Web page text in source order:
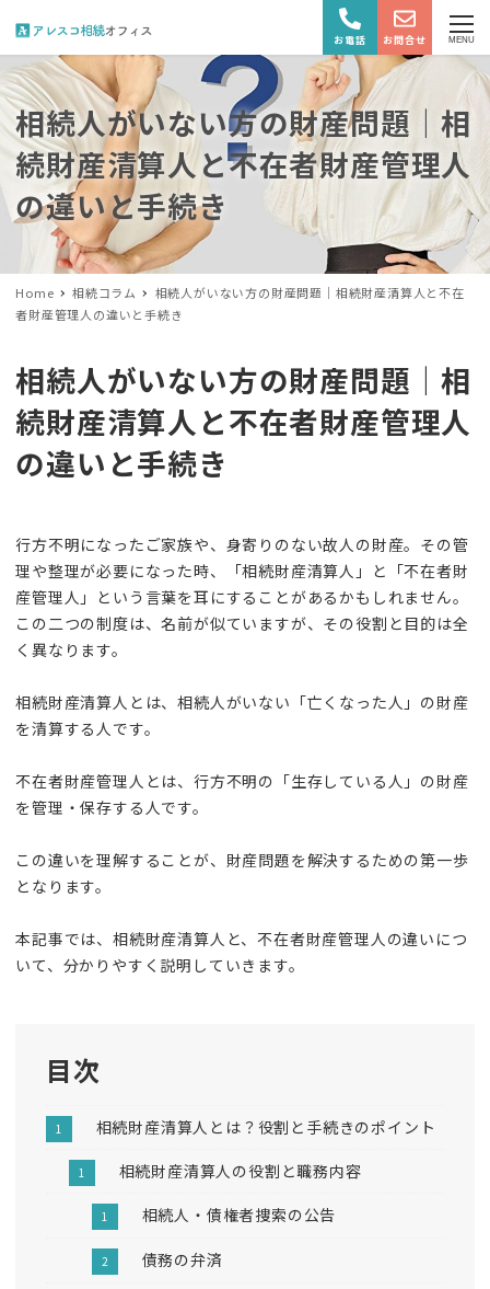
お電話 お問合せ MENU
相続人がいない方の財産問題｜相
続財産清算人と不在者財産管理人
の違いと手続き
Home 相続コラム
相続人がいない方の財産問題｜相続財産清算人と不在
者財産管理人の違いと手続き
相続人がいない方の財産問題｜相
続財産清算人と不在者財産管理人
の違いと手続き
行方不明になったご家族や、身寄りのない故人の財産。その管
理や整理が必要になった時、「相続財産清算人」と「不在者財
産管理人」という言葉を耳にすることがあるかもしれません。
この二つの制度は、名前が似ていますが、その役割と目的は全
く異なります。
相続財産清算人とは、相続人がいない「亡くなった人」の財産
を清算する人です。
不在者財産管理人とは、行方不明の「生存している人」の財産
を管理・保存する人です。
この違いを理解することが、財産問題を解決するための第一歩
となります。
本記事では、相続財産清算人と、不在者財産管理人の違いにつ
いて、分かりやすく説明していきます。
目次
相続財産清算人とは？役割と手続きのポイント
相続財産清算人の役割と職務内容
相続人・債権者捜索の公告
債務の弁済